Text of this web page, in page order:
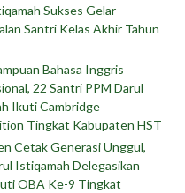
Sukses Gelar
Santri Kelas Akhir Tahun
Bahasa Inggris
22 Santri PPM Darul
Ikuti Cambridge
Tingkat Kabupaten HST
Cetak Generasi Unggul,
Istiqamah Delegasikan
OBA Ke-9 Tingkat